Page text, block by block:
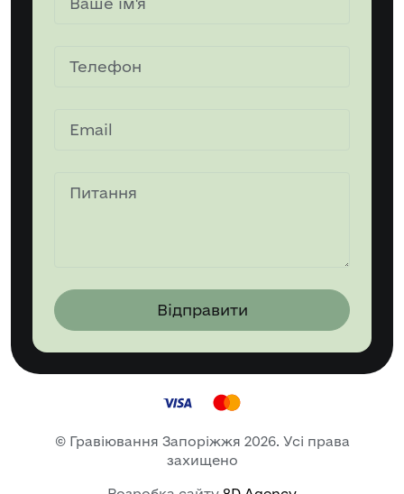
Відправити
© Гравіювання Запоріжжя 2026. Усі права
захищено